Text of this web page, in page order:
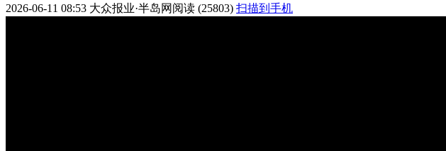
2026-06-11 08:53 大众报业·半岛网 阅读 (25803) 扫描到手机